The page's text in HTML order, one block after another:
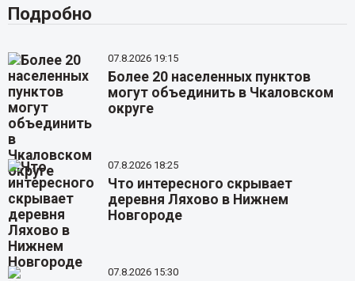
Подробно
07.8.2026 19:15
Более 20 населенных пунктов
могут объединить в Чкаловском
округе
07.8.2026 18:25
Что интересного скрывает
деревня Ляхово в Нижнем
Новгороде
07.8.2026 15:30